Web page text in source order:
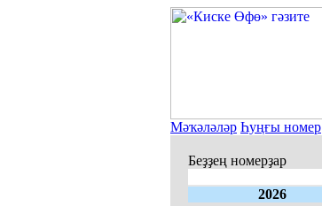
Мәҡәләләр Һуңғы номер
Беҙҙең номерҙар
2026